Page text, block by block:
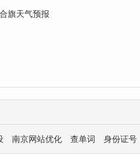
旗天气预报
南京网站优化 查单词 身份证号